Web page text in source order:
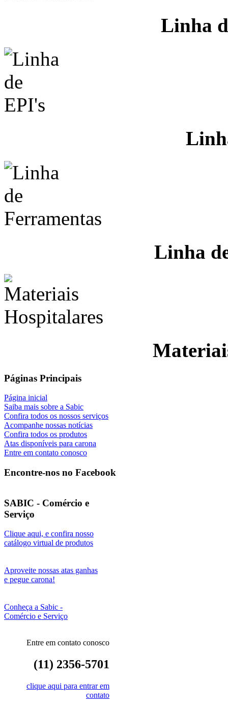
Linha
Linha
Páginas Principais
Página inicial
Saiba mais sobre a Sabic
Confira todos os nossos serviços
Acompanhe nossas notícias
Confira todos os produtos
Atas disponíveis para carona
Entre em contato conosco
Encontre-nos no Facebook
SABIC - Comércio e
Serviço
Clique aqui, e confira nosso
catálogo virtual de produtos
Aproveite nossas atas ganhas
e pegue carona!
Conheça a Sabic -
Comércio e Serviço
Entre em contato conosco
(11) 2356-5701
clique aqui para entrar em
contato